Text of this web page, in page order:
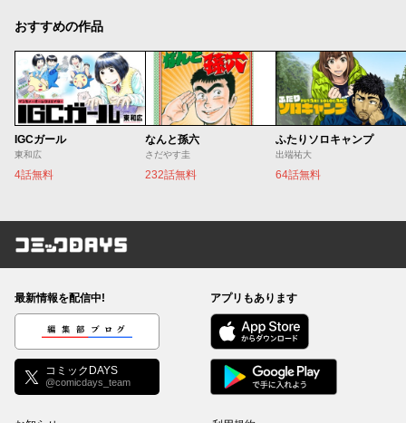
おすすめの作品
IGCガール
東和広
4話無料
なんと孫六
さだやす圭
232話無料
ふたりソロキャンプ
出端祐大
64話無料
コミックDAYS
最新情報を配信中!
編集部ブログ
コミックDAYS
@comicdays_team
アプリもあります